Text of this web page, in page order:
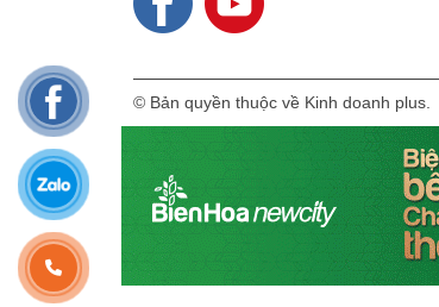
© Bản quyền thuộc về Kinh doanh plus.